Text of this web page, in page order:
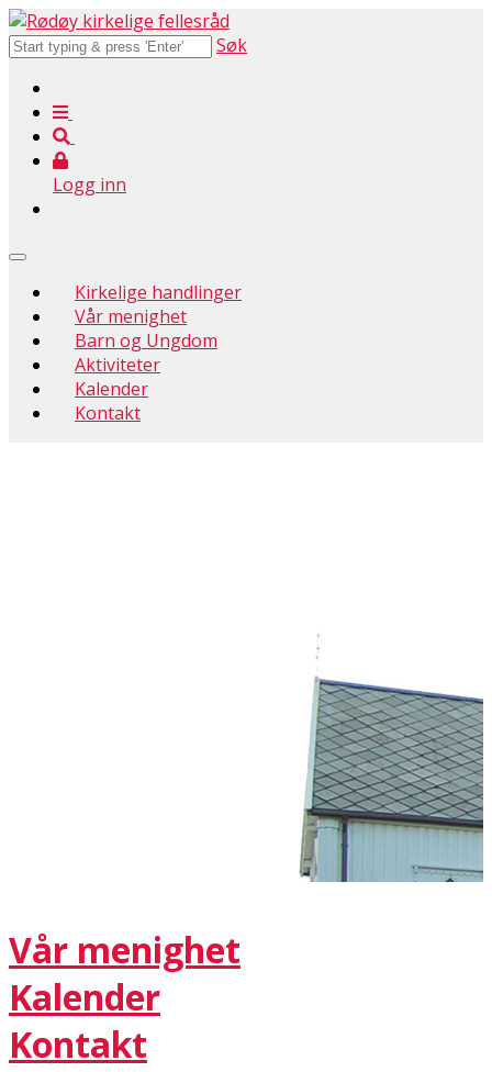
Søk
Logg inn
Kirkelige handlinger
Vår menighet
Barn og Ungdom
Aktiviteter
Kalender
Kontakt
Vår menighet
Kalender
Kontakt